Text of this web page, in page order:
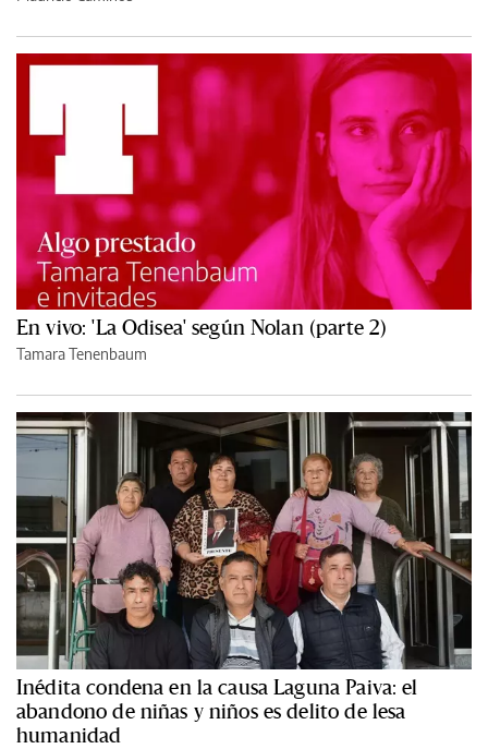
En vivo: 'La Odisea' según Nolan (parte 2)
Tamara Tenenbaum
Inédita condena en la causa Laguna Paiva: el
abandono de niñas y niños es delito de lesa
humanidad